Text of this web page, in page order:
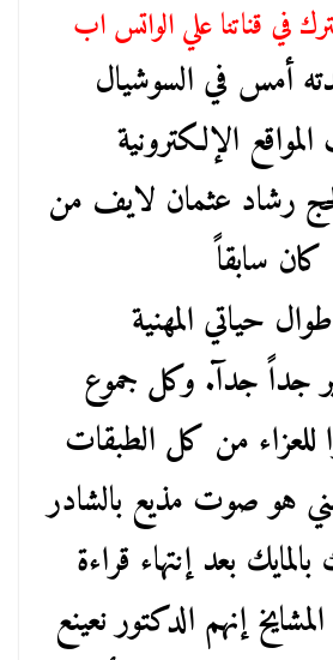
في قناتنا علي الواتس اب
أمس في السوشيال
الإلكترونية
رشاد عثمان لايف من
سابقاً
حياتي المهنية
جداً جدآ. وكل جموع
للعزاء من كل الطبقات
هو صوت مذيع بالشادر
بعد إنتهاء قراءة
إنهم الدكتور نعينع